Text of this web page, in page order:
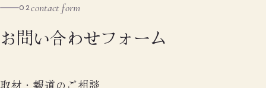
02contact form
お問い合わせフォーム
取材・報道のご相談